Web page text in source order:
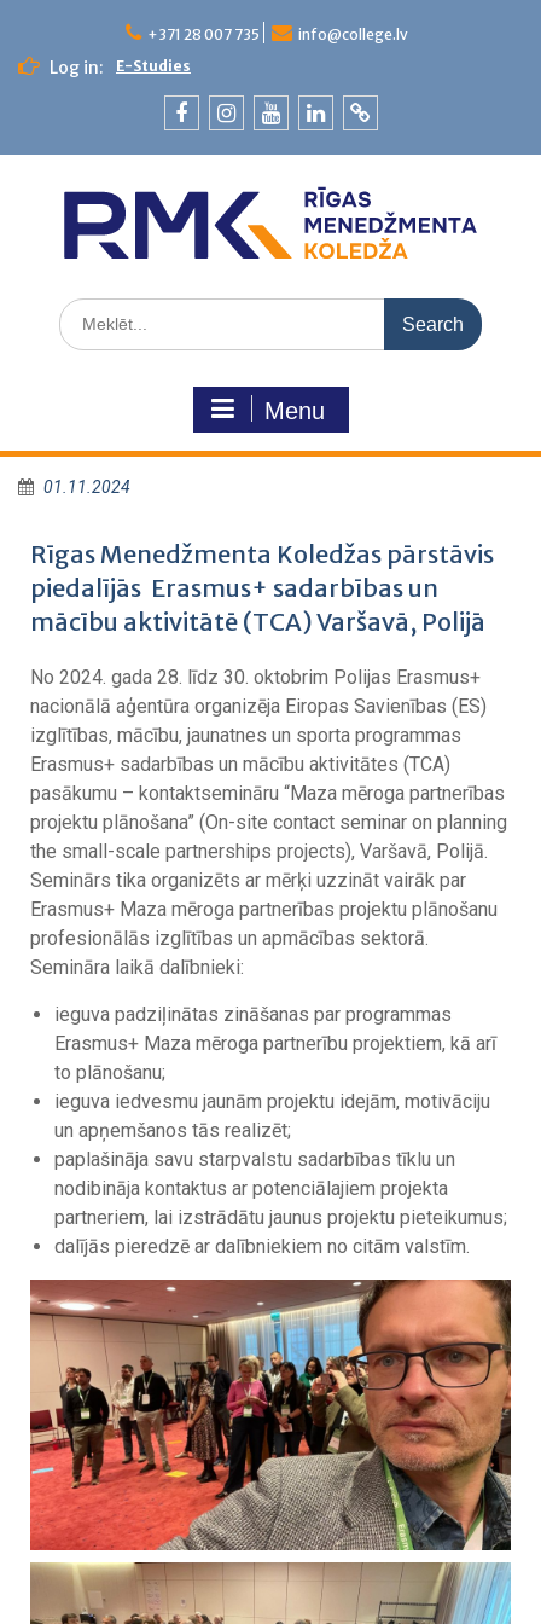
+371 28 007 735 info@college.lv
Log in: E-Studies
Menu
01.11.2024
Rīgas Menedžmenta Koledžas pārstāvis
piedalījās Erasmus+ sadarbības un
mācību aktivitātē (TCA) Varšavā, Polijā
No 2024. gada 28. līdz 30. oktobrim Polijas Erasmus+
nacionālā aģentūra organizēja Eiropas Savienības (ES)
izglītības, mācību, jaunatnes un sporta programmas
Erasmus+ sadarbības un mācību aktivitātes (TCA)
pasākumu – kontaktsemināru “Maza mēroga partnerības
projektu plānošana” (On-site contact seminar on planning
the small-scale partnerships projects), Varšavā, Polijā.
Seminārs tika organizēts ar mērķi uzzināt vairāk par
Erasmus+ Maza mēroga partnerības projektu plānošanu
profesionālās izglītības un apmācības sektorā.
Semināra laikā dalībnieki:
ieguva padziļinātas zināšanas par programmas
Erasmus+ Maza mēroga partnerību projektiem, kā arī
to plānošanu;
ieguva iedvesmu jaunām projektu idejām, motivāciju
un apņemšanos tās realizēt;
paplašināja savu starpvalstu sadarbības tīklu un
nodibināja kontaktus ar potenciālajiem projekta
partneriem, lai izstrādātu jaunus projektu pieteikumus;
dalījās pieredzē ar dalībniekiem no citām valstīm.